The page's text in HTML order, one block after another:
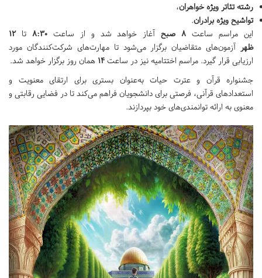
رشته تئاتر ویژه خواهران،
تواشیح ویژه برادران.
این مراسم ساعت ۸ صبح آغاز خواهد شد و از ساعت۸:۳۰ تا۱۲
ظهر آزمون‌های متقاضیان برگزار می‌شود تا مهارت‌های شرکت‌کنندگان مورد
ارزیابی قرار گیرد. مراسم اختتامیه نیز در ساعت ۱۴ همان روز برگزار خواهد شد.
جشنواره قرآن و عترت حیات به‌عنوان بستری برای ارتقای معنویت و
استعدادهای قرآنی، فرصتی برای دانشجویان فراهم می‌کند تا در فضایی رقابتی و
معنوی به ارائه توانمندی‌های خود بپردازند.